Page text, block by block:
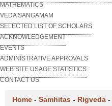
MATHEMATICS
VEDA SANGAMAM
SELECTED LIST OF SCHOLARS
ACKNOWLEDGEMENT
EVENTS
ADMINISTRATIVE APPROVALS
WEB SITE USAGE STATISTICS
CONTACT US
Home - Samhitas - Rigveda -